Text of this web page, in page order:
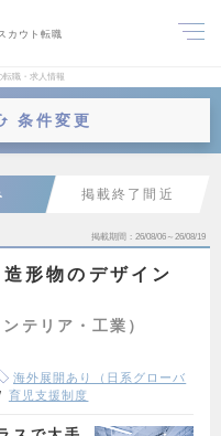
カウト転職
転職・求人情報
条件変更
掲載終了間近
掲載期間 26/08/06～26/08/19
形物のデザイン
テリア・工業）
海外展開あり（日系グローバ
育児支援制度